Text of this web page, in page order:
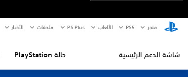
متجر PS5‏ الألعاب PS Plus ملحقات الأخبار
شاشة الدعم الرئيسية حالة PlayStation